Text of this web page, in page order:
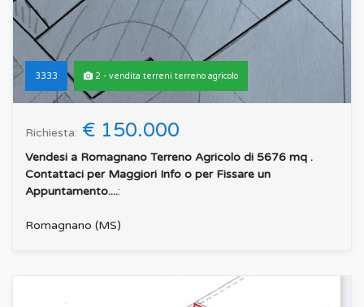
3333 2 - vendita terreni terreno agricolo
Richiesta: € 150.000
Vendesi a Romagnano Terreno Agricolo di 5676 mq .
Contattaci per Maggiori Info o per Fissare un
Appuntamento....:
Romagnano (MS)